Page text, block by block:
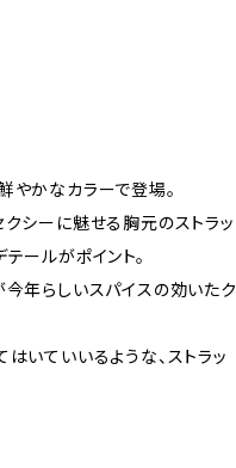
やかなカラーで登場。
クシーに魅せる胸元のストラッ
ールがポイント。
今年らしいスパイスの効いたク
いていいるような、ストラッ